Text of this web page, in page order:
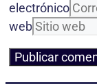
electrónico
web